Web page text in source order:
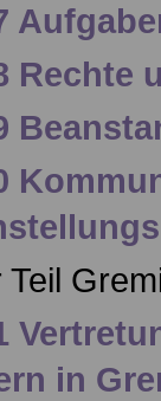
Rechte
Teil
in